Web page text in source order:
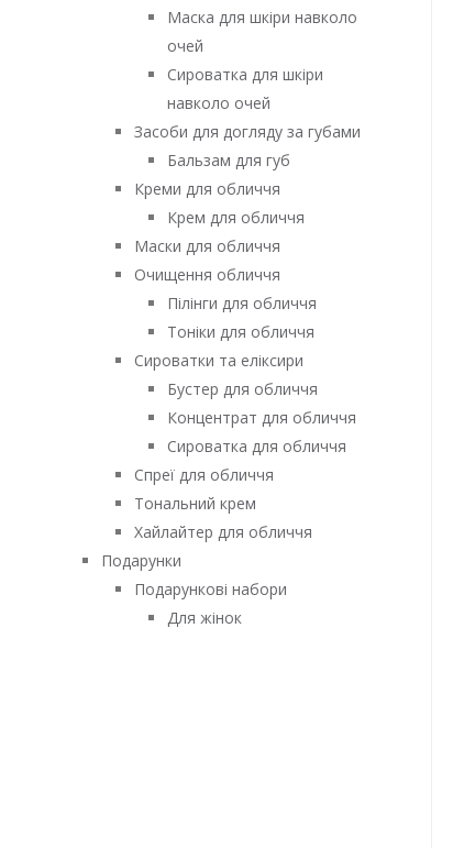
Маска для шкіри навколо
очей
Сироватка для шкіри
навколо очей
Засоби для догляду за губами
Бальзам для губ
Креми для обличчя
Крем для обличчя
Маски для обличчя
Очищення обличчя
Пілінги для обличчя
Тоніки для обличчя
Сироватки та еліксири
Бустер для обличчя
Концентрат для обличчя
Сироватка для обличчя
Спреї для обличчя
Тональний крем
Хайлайтер для обличчя
Подарунки
Подарункові набори
Для жінок